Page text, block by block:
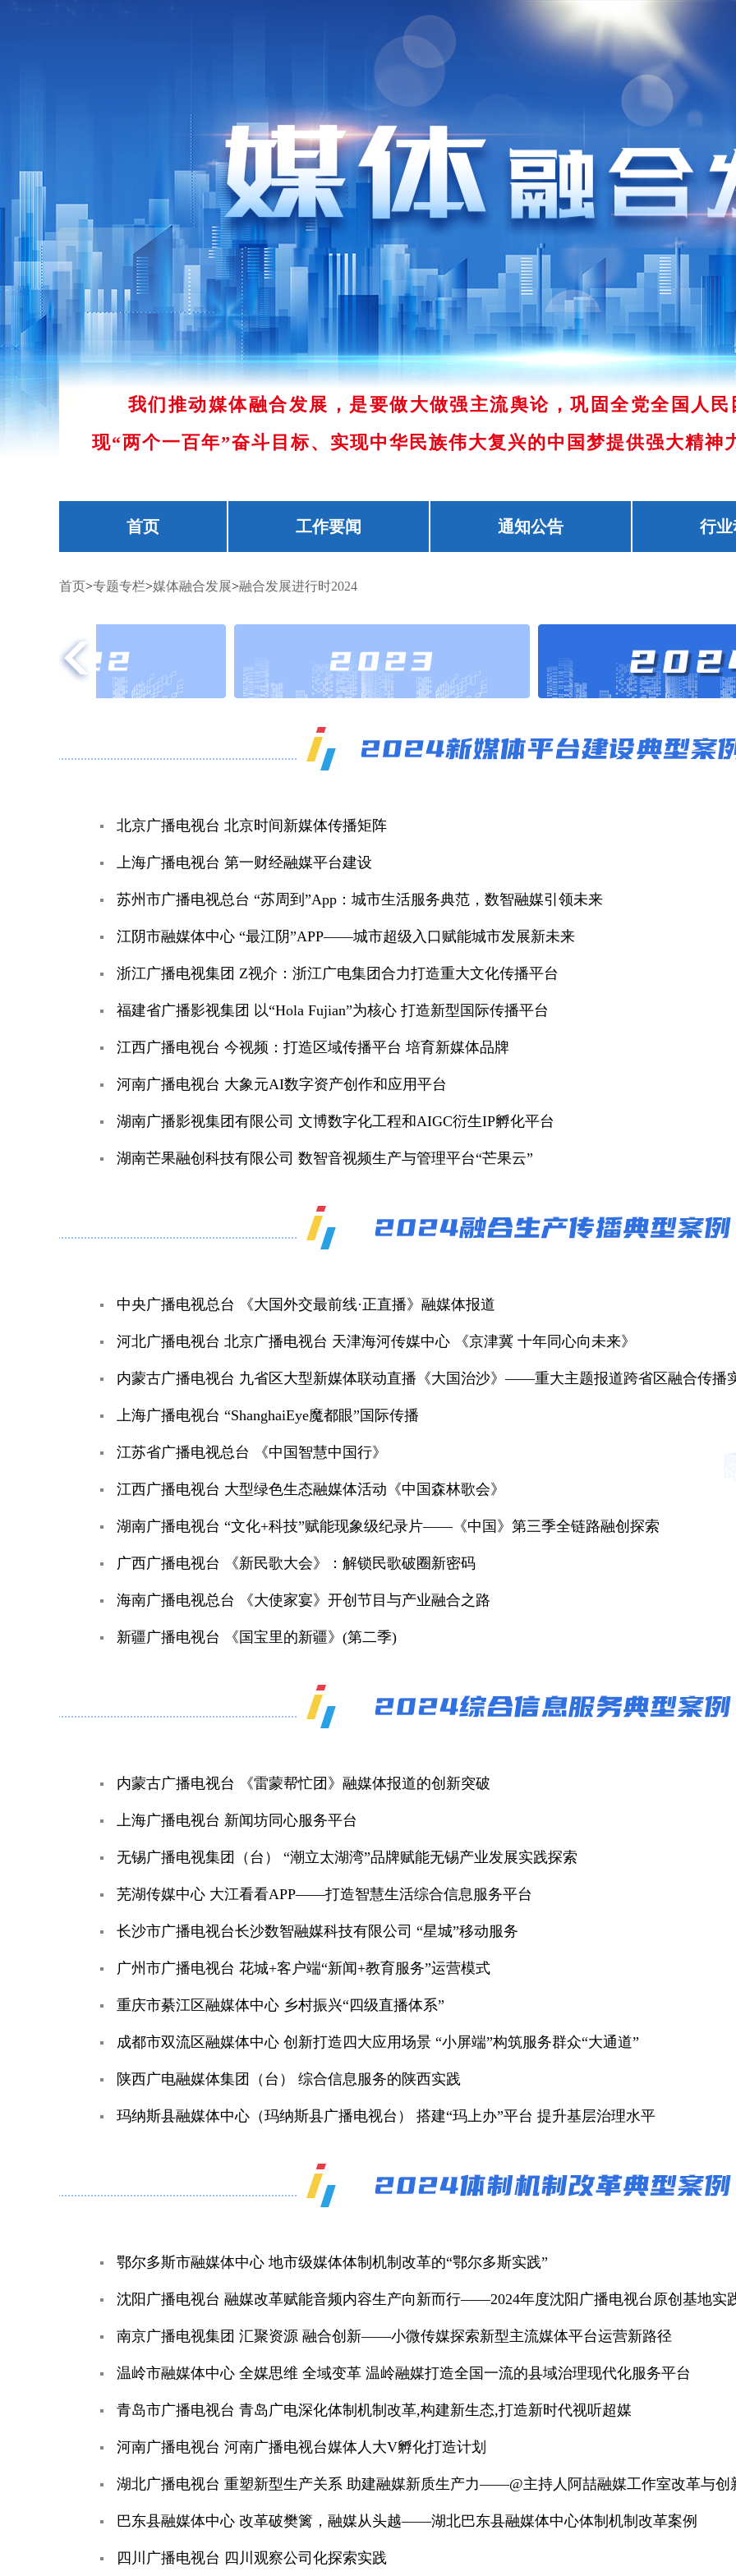
我们推动媒体融合发展，是要做大做强主流舆论，巩固全党全国人
现“两个一百年”奋斗目标、实现中华民族伟大复兴的中国梦提供强大精神
首页 工作要闻 通知公告 行
首页>专题专栏>媒体融合发展>融合发展进行时2024
北京广播电视台 北京时间新媒体传播矩阵
上海广播电视台 第一财经融媒平台建设
苏州市广播电视总台 “苏周到”App：城市生活服务典范，数智融媒引领未来
江阴市融媒体中心 “最江阴”APP——城市超级入口赋能城市发展新未来
浙江广播电视集团 Z视介：浙江广电集团合力打造重大文化传播平台
福建省广播影视集团 以“Hola Fujian”为核心 打造新型国际传播平台
江西广播电视台 今视频：打造区域传播平台 培育新媒体品牌
河南广播电视台 大象元AI数字资产创作和应用平台
湖南广播影视集团有限公司 文博数字化工程和AIGC衍生IP孵化平台
湖南芒果融创科技有限公司 数智音视频生产与管理平台“芒果云”
中央广播电视总台 《大国外交最前线·正直播》融媒体报道
河北广播电视台 北京广播电视台 天津海河传媒中心 《京津冀 十年同心向未来》
内蒙古广播电视台 九省区大型新媒体联动直播《大国治沙》——重大主题报道跨省区融合传播
上海广播电视台 “ShanghaiEye魔都眼”国际传播
江苏省广播电视总台 《中国智慧中国行》
江西广播电视台 大型绿色生态融媒体活动《中国森林歌会》
湖南广播电视台 “文化+科技”赋能现象级纪录片——《中国》第三季全链路融创探索
广西广播电视台 《新民歌大会》：解锁民歌破圈新密码
海南广播电视总台 《大使家宴》开创节目与产业融合之路
新疆广播电视台 《国宝里的新疆》(第二季)
内蒙古广播电视台 《雷蒙帮忙团》融媒体报道的创新突破
上海广播电视台 新闻坊同心服务平台
无锡广播电视集团（台） “潮立太湖湾”品牌赋能无锡产业发展实践探索
芜湖传媒中心 大江看看APP——打造智慧生活综合信息服务平台
长沙市广播电视台长沙数智融媒科技有限公司 “星城”移动服务
广州市广播电视台 花城+客户端“新闻+教育服务”运营模式
重庆市綦江区融媒体中心 乡村振兴“四级直播体系”
成都市双流区融媒体中心 创新打造四大应用场景 “小屏端”构筑服务群众“大通道”
陕西广电融媒体集团（台） 综合信息服务的陕西实践
玛纳斯县融媒体中心（玛纳斯县广播电视台） 搭建“玛上办”平台 提升基层治理水平
鄂尔多斯市融媒体中心 地市级媒体体制机制改革的“鄂尔多斯实践”
沈阳广播电视台 融媒改革赋能音频内容生产向新而行——2024年度沈阳广播电视台原创基地实
南京广播电视集团 汇聚资源 融合创新——小微传媒探索新型主流媒体平台运营新路径
温岭市融媒体中心 全媒思维 全域变革 温岭融媒打造全国一流的县域治理现代化服务平台
青岛市广播电视台 青岛广电深化体制机制改革,构建新生态,打造新时代视听超媒
河南广播电视台 河南广播电视台媒体人大V孵化打造计划
湖北广播电视台 重塑新型生产关系 助建融媒新质生产力——@主持人阿喆融媒工作室改革与创
巴东县融媒体中心 改革破樊篱，融媒从头越——湖北巴东县融媒体中心体制机制改革案例
四川广播电视台 四川观察公司化探索实践